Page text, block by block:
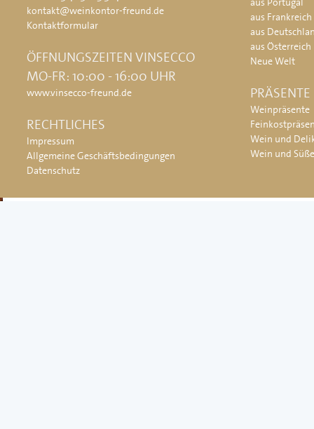
kontakt@weinkontor-freund.de
Kontaktformular
ÖFFNUNGSZEITEN VINSECCO
MO-FR: 10:00 - 16:00 UHR
www.vinsecco-freund.de
RECHTLICHES
Impressum
Allgemeine Geschäftsbedingungen
Datenschutz
aus Frankreich
aus
aus Österreich
Neue Welt
PRÄSENTE
Weinpräsente
Wein und
Wein und